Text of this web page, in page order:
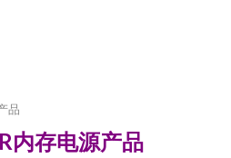
品
内存电源产品